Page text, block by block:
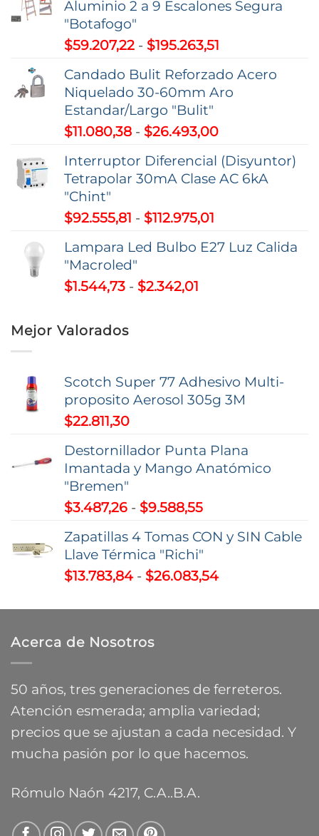
Aluminio 2 a 9 Escalones Segura
"Botafogo"
$59.207,22 - $195.263,51
precios:
desde
$195.263,51
Candado Bulit Reforzado Acero
Niquelado 30-60mm Aro
Estandar/Largo "Bulit"
$11.080,38 - $26.493,00Rango
precios:
desde
$26.493,00
Interruptor Diferencial (Disyuntor)
Tetrapolar 30mA Clase AC 6kA
"Chint"
$92.555,81 - $112.975,01
precios:
Lampara Led Bulbo E27 Luz Calida
"Macroled"
$1.544,73 - $2.342,01
hasta
$2.342,01
Mejor Valorados
Scotch Super 77 Adhesivo Multi-
proposito Aerosol 305g 3M
$22.811,30
Destornillador Punta Plana
Imantada y Mango Anatómico
"Bremen"
$3.487,26 - $9.588,55Rango
precios:
$3.487,26
$9.588,55
Zapatillas 4 Tomas CON y SIN Cable
Llave Térmica "Richi"
$13.783,84 - $26.083,54Rango
precios:
$26.083,54
Acerca de Nosotros
50 años, tres generaciones de ferreteros.
Atención esmerada; amplia variedad;
precios que se ajustan a cada necesidad. Y
mucha pasión por lo que hacemos.
Rómulo Naón 4217, C.A..B.A.